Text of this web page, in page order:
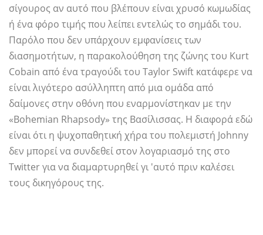
σίγουρος αν αυτό που βλέπουν είναι χρυσό κωμωδίας
ή ένα φόρο τιμής που λείπει εντελώς το σημάδι του.
Παρόλο που δεν υπάρχουν εμφανίσεις των
διασημοτήτων, η παρακολούθηση της ζώνης του Kurt
Cobain από ένα τραγούδι του Taylor Swift κατάφερε να
είναι λιγότερο ασύλληπτη από μια ομάδα από
δαίμονες στην οθόνη που εναρμονίστηκαν με την
«Bohemian Rhapsody» της Βασίλισσας. Η διαφορά εδώ
είναι ότι η ψυχοπαθητική χήρα του πολεμιστή Johnny
δεν μπορεί να συνδεθεί στον λογαριασμό της στο
Twitter για να διαμαρτυρηθεί γι 'αυτό πριν καλέσει
τους δικηγόρους της.